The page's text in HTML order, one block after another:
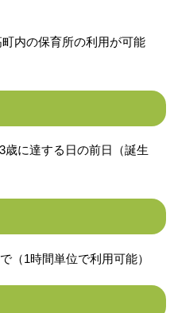
の保育所の利用が可能
に達する日の前日（誕生
（1時間単位で利用可能）